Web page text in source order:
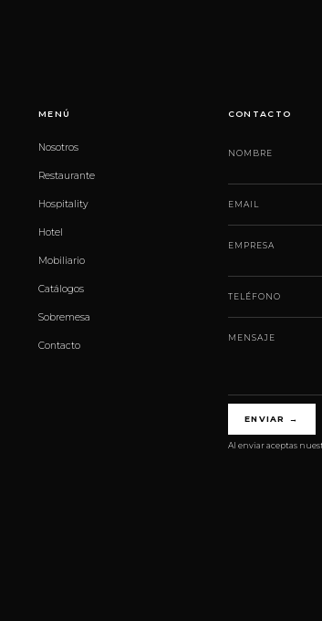
MENÚ
Nosotros
Restaurante
Hospitality
Hotel
Mobiliario
Catálogos
Sobremesa
Contacto
CONTACTO
NOMBRE
EMAIL
EMPRESA
TELÉFONO
MENSAJE
ENVIAR →
Al enviar aceptas